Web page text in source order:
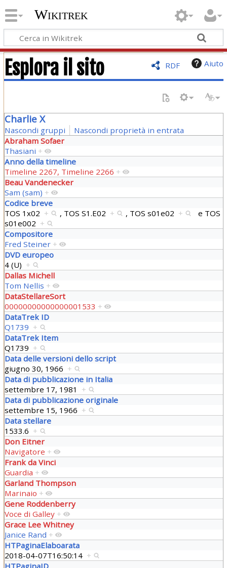
Wikitrek
RDF Aiuto
Esplora il sito
Charlie X
Nascondi gruppi
Nascondi proprietà in entrata
Abraham Sofaer
Thasiani +
Anno della timeline
Timeline 2267, Timeline 2266 +
Beau Vandenecker
Sam (sam) +
Codice breve
TOS 1x02 + , TOS S1.E02 + , TOS s01e02 + e TOS
s01e002 +
Compositore
Fred Steiner +
DVD europeo
4 (U) +
Dallas Michell
Tom Nellis +
DataStellareSort
00000000000000001533 +
DataTrek ID
Q1739 +
DataTrek Item
Q1739 +
Data delle versioni dello script
giugno 30, 1966 +
Data di pubblicazione in Italia
settembre 17, 1981 +
Data di pubblicazione originale
settembre 15, 1966 +
Data stellare
1533.6 +
Don Eitner
Navigatore +
Frank da Vinci
Guardia +
Garland Thompson
Marinaio +
Gene Roddenberry
Voce di Galley +
Grace Lee Whitney
Janice Rand +
HTPaginaElaboarata
2018-04-07T16:50:14 +
HTPaginaID